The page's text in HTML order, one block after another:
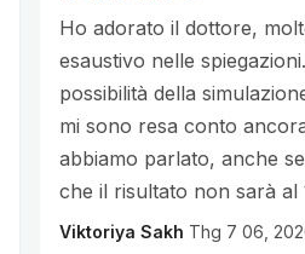
Ho adorato il dottore,
esaustivo nelle
possibilità della
mi sono resa conto
abbiamo parlato, anche
che il risultato non sarà al
Viktoriya Sakh Thg 7 06,